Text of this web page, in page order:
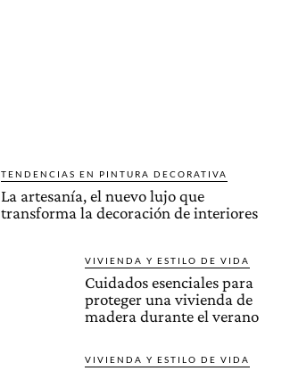
TENDENCIAS EN PINTURA DECORATIVA
La artesanía, el nuevo lujo que
transforma la decoración de interiores
VIVIENDA Y ESTILO DE VIDA
Cuidados esenciales para
proteger una vivienda de
madera durante el verano
VIVIENDA Y ESTILO DE VIDA